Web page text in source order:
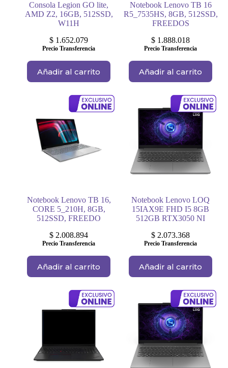
Consola Legion GO lite,
AMD Z2, 16GB, 512SSD,
W11H
$ 1.652.079
Precio Transferencia
Añadir al carrito
Notebook Lenovo TB 16
R5_7535HS, 8GB, 512SSD,
FREEDOS
$ 1.888.018
Precio Transferencia
Añadir al carrito
Notebook Lenovo TB 16,
CORE 5_210H, 8GB,
512SSD, FREEDO
$ 2.008.894
Precio Transferencia
Añadir al carrito
Notebook Lenovo LOQ
15IAX9E FHD I5 8GB
512GB RTX3050 NI
$ 2.073.368
Precio Transferencia
Añadir al carrito